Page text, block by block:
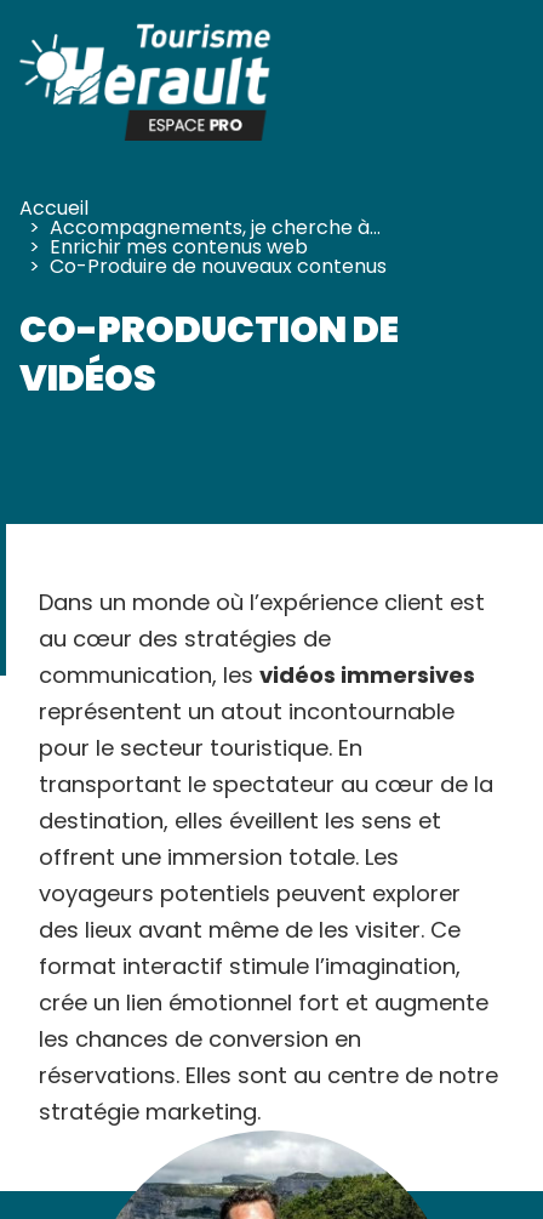
Accueil
> Accompagnements, je cherche à…
> Enrichir mes contenus web
> Co-Produire de nouveaux contenus
CO-PRODUCTION DE
VIDÉOS
Dans un monde où l’expérience client est
au cœur des stratégies de
communication, les vidéos immersives
représentent un atout incontournable
pour le secteur touristique. En
transportant le spectateur au cœur de la
destination, elles éveillent les sens et
offrent une immersion totale. Les
voyageurs potentiels peuvent explorer
des lieux avant même de les visiter. Ce
format interactif stimule l’imagination,
crée un lien émotionnel fort et augmente
les chances de conversion en
réservations. Elles sont au centre de notre
stratégie marketing.